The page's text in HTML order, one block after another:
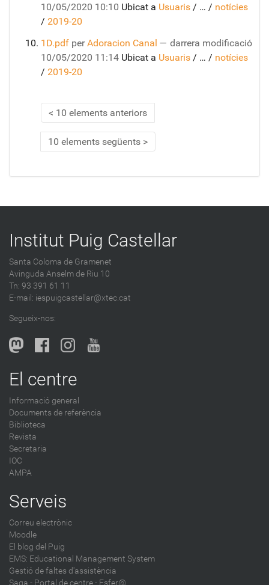
10/05/2020 10:10 Ubicat a Usuaris / … / notícies
/ 2019-20
1D.pdf perAdoracion Canal — darrera modificació
10/05/2020 11:14 Ubicat a Usuaris / … / notícies
/ 2019-20
10 elements anteriors
10 elements següents
Institut Puig Castellar
Santa Coloma de Gramenet
Avinguda Anselm de Riu 10
Tn: 93 391 61 11
E-mail: iespuigcastellar@xtec.cat
Segueix-nos:
El centre
Informació general
Documents de referència
Biblioteca
Revista
Secretaria
IOC
AMPA
Serveis
Correu electrònic
Moodle
El blog del Puig
EMS: Educational Management System
Gestió de faltes d'assistència
Saga - Portal de centre - Esfer@